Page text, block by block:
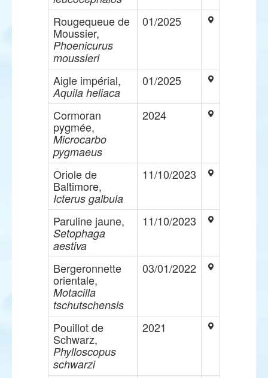
Rougequeue de
Moussier,
Phoenicurus
moussieri
01/2025
Aigle impérial,
Aquila heliaca
01/2025
Cormoran
pygmée,
Microcarbo
pygmaeus
2024
Oriole de
Baltimore,
Icterus galbula
11/10/2023
Paruline jaune,
Setophaga
aestiva
11/10/2023
Bergeronnette
orientale,
Motacilla
tschutschensis
03/01/2022
Pouillot de
Schwarz,
Phylloscopus
schwarzi
2021